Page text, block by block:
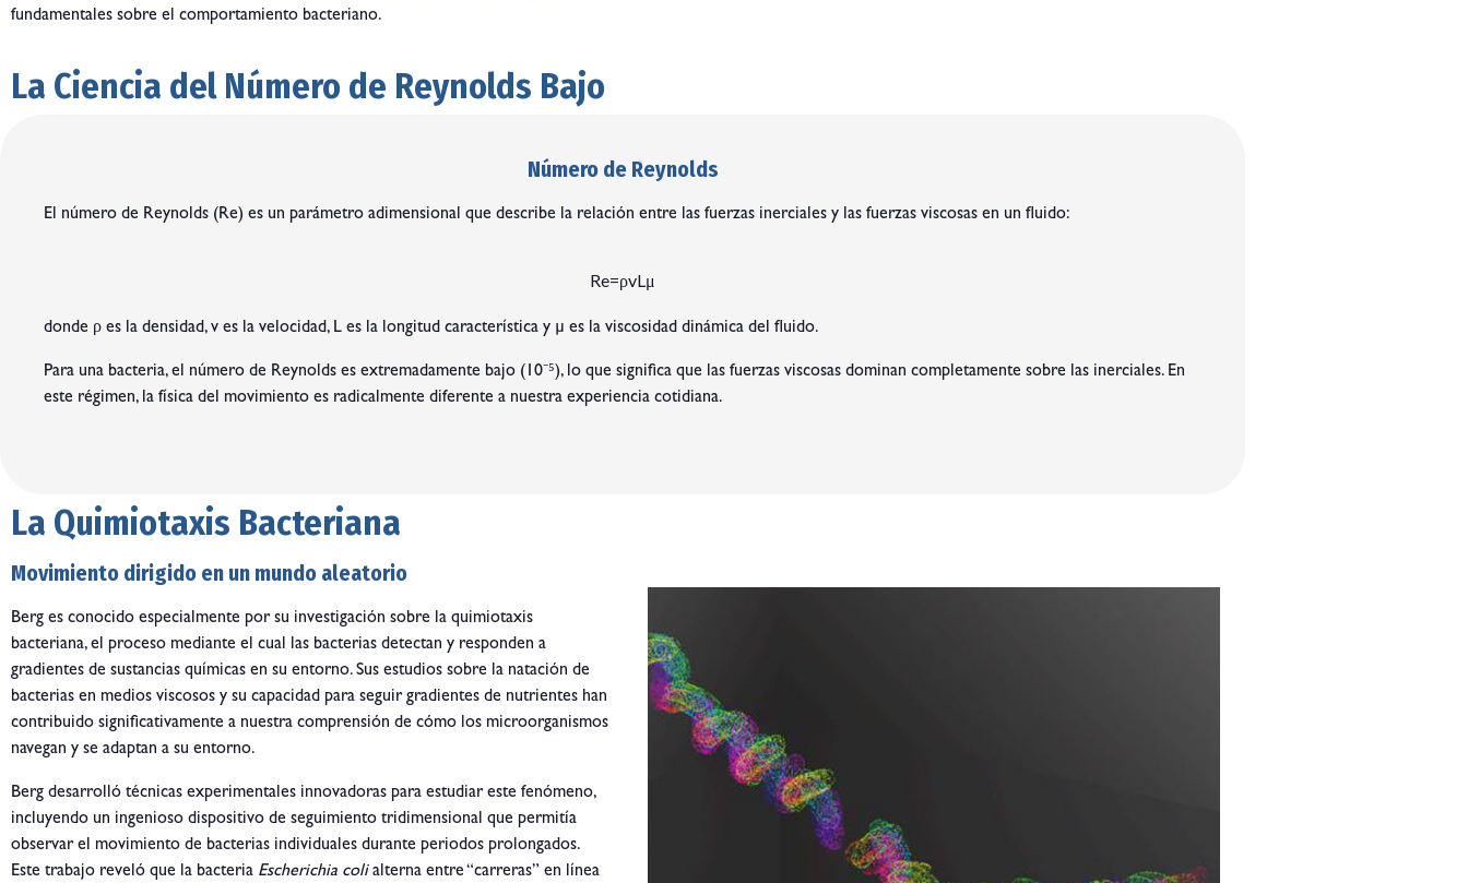
fundamentales sobre el comportamiento bacteriano.
La Ciencia del Número de Reynolds Bajo
Número de Reynolds
El número de Reynolds (Re) es un parámetro adimensional que describe la relación entre las fuerzas inerciales y las fuerzas viscosas en un fluido:
Re=ρvLμ
donde ρ es la densidad, v es la velocidad, L es la longitud característica y μ es la viscosidad dinámica del fluido.
Para una bacteria, el número de Reynolds es extremadamente bajo (10⁻⁵), lo que significa que las fuerzas viscosas dominan completamente sobre las inerciales. En
este régimen, la física del movimiento es radicalmente diferente a nuestra experiencia cotidiana.
La Quimiotaxis Bacteriana
Movimiento dirigido en un mundo aleatorio
Berg es conocido especialmente por su investigación sobre la quimiotaxis
bacteriana, el proceso mediante el cual las bacterias detectan y responden a
gradientes de sustancias químicas en su entorno. Sus estudios sobre la natación de
bacterias en medios viscosos y su capacidad para seguir gradientes de nutrientes han
contribuido significativamente a nuestra comprensión de cómo los microorganismos
navegan y se adaptan a su entorno.
Berg desarrolló técnicas experimentales innovadoras para estudiar este fenómeno,
incluyendo un ingenioso dispositivo de seguimiento tridimensional que permitía
observar el movimiento de bacterias individuales durante periodos prolongados.
Este trabajo reveló que la bacteria Escherichia colialterna entre “carreras” en línea